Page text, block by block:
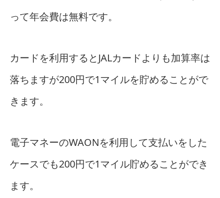
って年会費は無料です。
カードを利用するとJALカードよりも加算率は
落ちますが200円で1マイルを貯めることがで
きます。
電子マネーのWAONを利用して支払いをした
ケースでも200円で1マイル貯めることができ
ます。